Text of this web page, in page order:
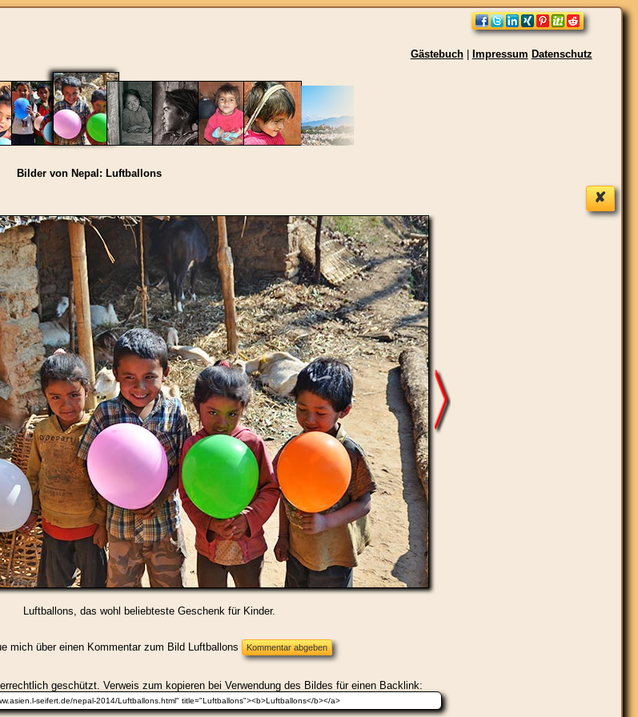
Gästebuch| Impressum Datenschutz
Bilder von Nepal: Luftballons
✘
Luftballons, das wohl beliebteste Geschenk für Kinder.
mich über einen Kommentar zum Bild Luftballons
geschützt. Verweis zum kopieren bei Verwendung des Bildes für einen Backlink: